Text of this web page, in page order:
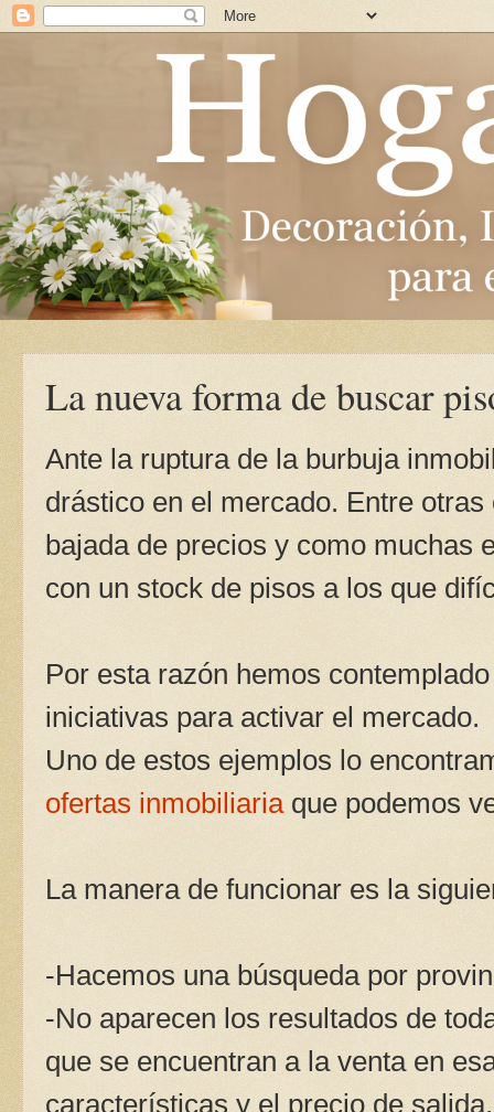
La nueva forma de buscar
Ante la ruptura de la burbuja
drástico en el mercado. Entre
bajada de precios y como muchas
con un stock de pisos a los que
Por esta razón hemos
iniciativas para activar el mercado.
Uno de estos ejemplos lo
ofertas inmobiliariaque podemos
La manera de funcionar es la
-Hacemos una búsqueda por
-No aparecen los resultados de
que se encuentran a la venta en
características y el precio de salida.